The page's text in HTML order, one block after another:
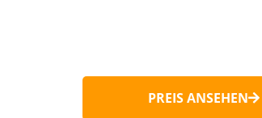
PREIS ANSEHEN